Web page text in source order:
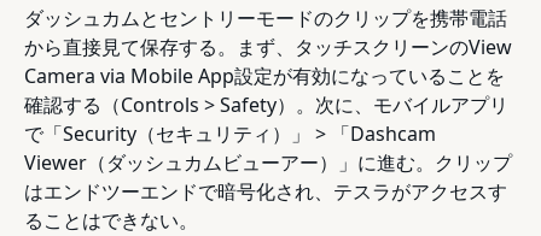
ダッシュカムとセントリーモードのクリップを携帯電話
から直接見て保存する。まず、タッチスクリーンのView
Camera via Mobile App設定が有効になっていることを
確認する（Controls > Safety）。次に、モバイルアプリ
で「Security（セキュリティ）」 > 「Dashcam
Viewer（ダッシュカムビューアー）」に進む。クリップ
はエンドツーエンドで暗号化され、テスラがアクセスす
ることはできない。